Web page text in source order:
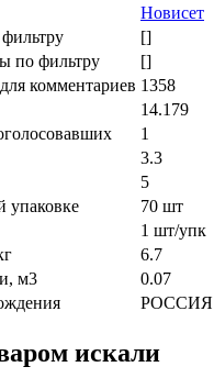
Новисет
[]
по фильтру
[]
комментариев 1358
14.179
1
3.3
5
упаковке
70 шт
1 шт/упк
6.7
м3
0.07
РОССИЯ
искали